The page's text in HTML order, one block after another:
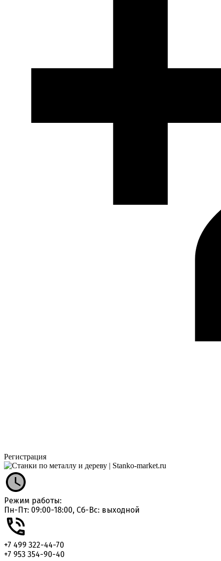
Регистрация
Режим работы:
Пн-Пт: 09:00-18:00, Сб-Вс: выходной
+7 499 322-44-70
+7 953 354-90-40